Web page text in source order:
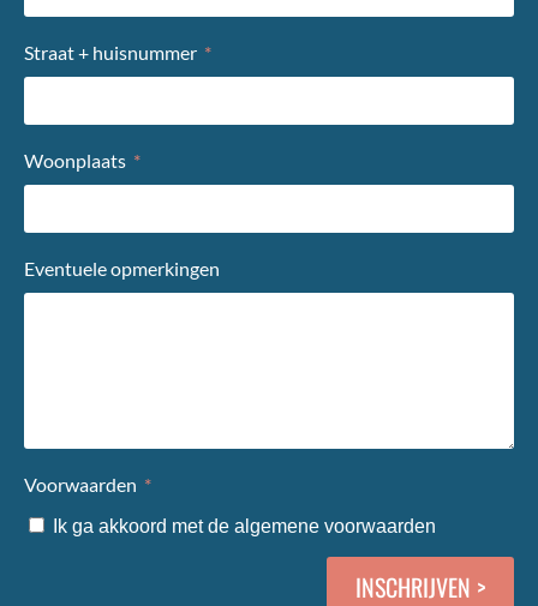
Straat + huisnummer
Woonplaats
Eventuele opmerkingen
Voorwaarden
Ik ga akkoord met de algemene voorwaarden
INSCHRIJVEN >